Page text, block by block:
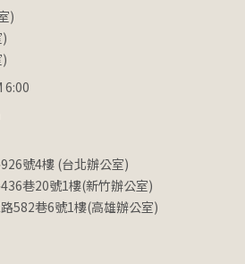
)
6:00
號4樓 (台北辦公室)
巷20號1樓(新竹辦公室)
582巷6號1樓(高雄辦公室)